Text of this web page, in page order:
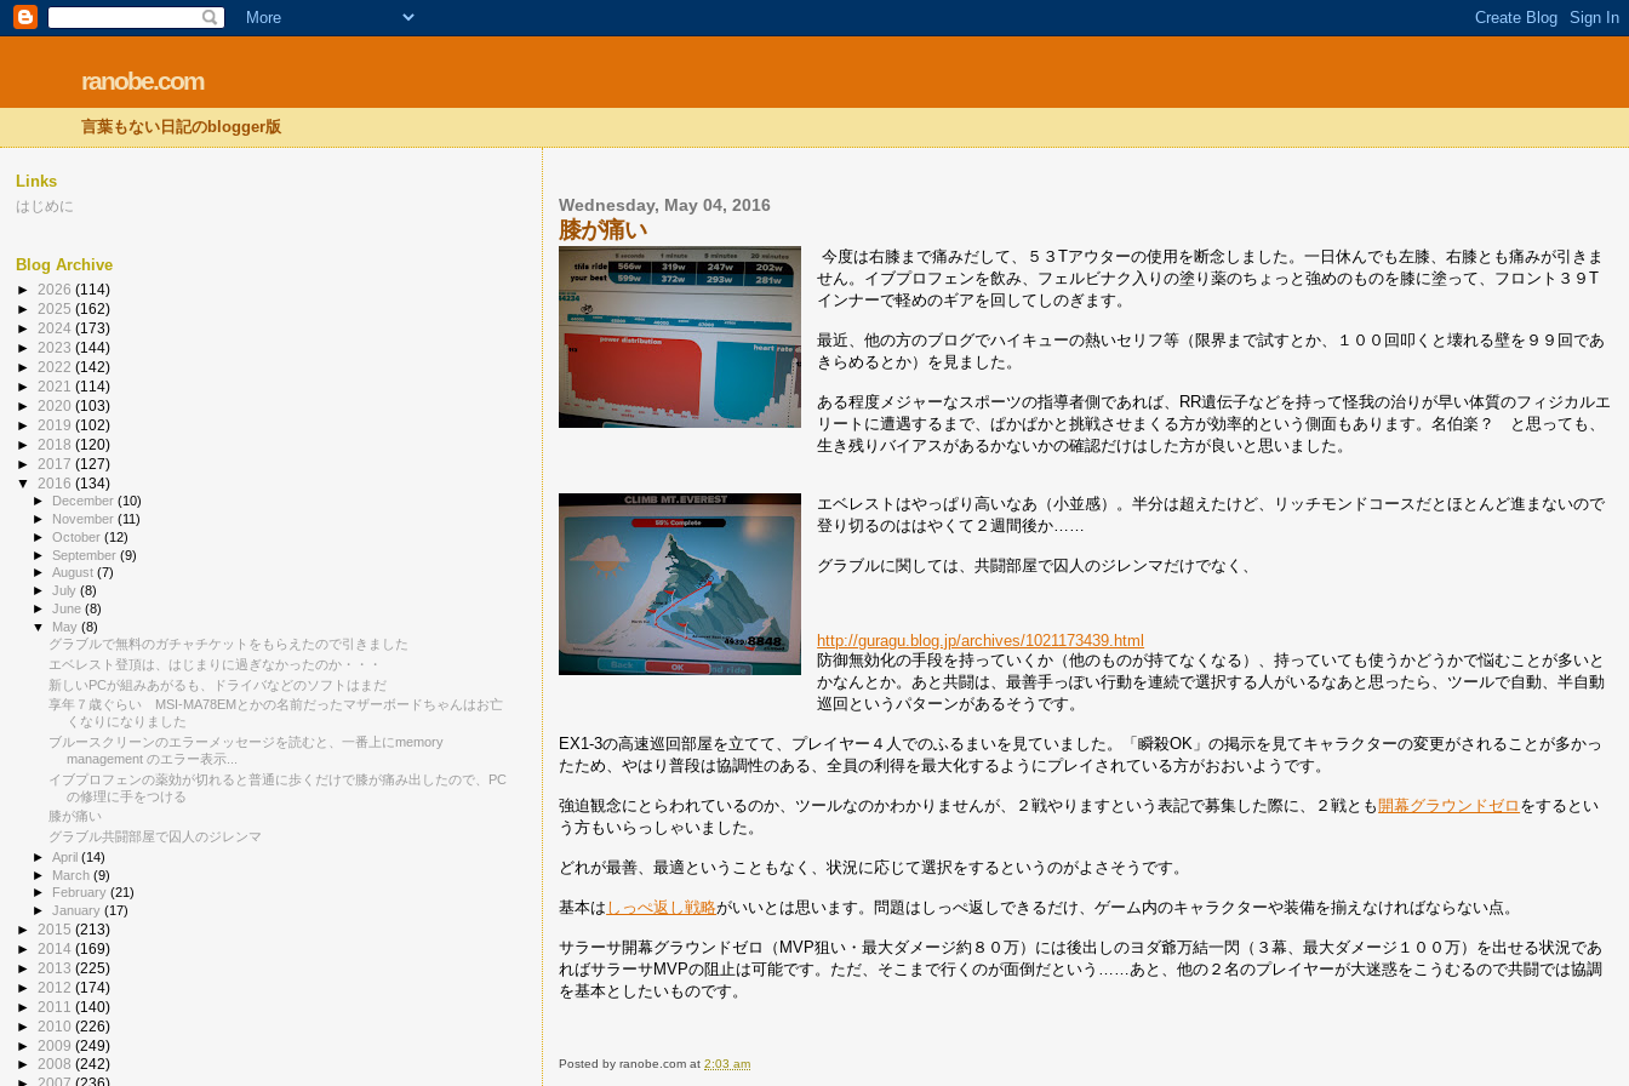
ranobe.com
言葉もない日記のblogger版
Wednesday, May 04, 2016
膝が痛い
今度は右膝まで痛みだして、５３Tアウターの使用を断念しました。一日休んでも左膝、右膝とも痛みが引きま
せん。イブプロフェンを飲み、フェルビナク入りの塗り薬のちょっと強めのものを膝に塗って、フロント３９T
インナーで軽めのギアを回してしのぎます。
最近、他の方のブログでハイキューの熱いセリフ等（限界まで試すとか、１００回叩くと壊れる壁を９９回であ
きらめるとか）を見ました。
ある程度メジャーなスポーツの指導者側であれば、RR遺伝子などを持って怪我の治りが早い体質のフィジカルエ
リートに遭遇するまで、ぱかぱかと挑戦させまくる方が効率的という側面もあります。名伯楽？ と思っても、
生き残りバイアスがあるかないかの確認だけはした方が良いと思いました。
エベレストはやっぱり高いなあ（小並感）。半分は超えたけど、リッチモンドコースだとほとんど進まないので
登り切るのははやくて２週間後か……
グラブルに関しては、共闘部屋で囚人のジレンマだけでなく、
http://guragu.blog.jp/archives/1021173439.html
防御無効化の手段を持っていくか（他のものが持てなくなる）、持っていても使うかどうかで悩むことが多いと
かなんとか。あと共闘は、最善手っぽい行動を連続で選択する人がいるなあと思ったら、ツールで自動、半自動
巡回というパターンがあるそうです。
EX1-3の高速巡回部屋を立てて、プレイヤー４人でのふるまいを見ていました。「瞬殺OK」の掲示を見てキャラクターの変更がされることが多かっ
たため、やはり普段は協調性のある、全員の利得を最大化するようにプレイされている方がおおいようです。
強迫観念にとらわれているのか、ツールなのかわかりませんが、２戦やりますという表記で募集した際に、２戦とも 開幕グラウンドゼロ をするとい
う方もいらっしゃいました。
どれが最善、最適ということもなく、状況に応じて選択をするというのがよさそうです。
基本は しっぺ返し戦略がいいとは思います。問題はしっぺ返しできるだけ、ゲーム内のキャラクターや装備を揃えなければならない点。
サラーサ開幕グラウンドゼロ（MVP狙い・最大ダメージ約８０万）には後出しのヨダ爺万結一閃（３幕、最大ダメージ１００万）を出せる状況であ
ればサラーサMVPの阻止は可能です。ただ、そこまで行くのが面倒だという……あと、他の２名のプレイヤーが大迷惑をこうむるので共闘では協調
を基本としたいものです。
Posted byranobe.com at2:03 am
Links
はじめに
Blog Archive
► 2026 (114)
► 2025 (162)
► 2024 (173)
► 2023 (144)
► 2022 (142)
► 2021 (114)
► 2020 (103)
► 2019 (102)
► 2018 (120)
► 2017 (127)
▼ 2016 (134)
► December(10)
► November(11)
►October(12)
►September(9)
►August(7)
►July(8)
►June(8)
▼ May(8)
グラブルで無料のガチャチケットをもらえたので引きました
エベレスト登頂は、はじまりに過ぎなかったのか・・・
新しいPCが組みあがるも、ドライバなどのソフトはまだ
享年７歳ぐらい MSI‐MA78EMとかの名前だったマザーボードちゃんはお亡
くなりになりました
ブルースクリーンのエラーメッセージを読むと、一番上にmemory
management のエラー表示...
イブプロフェンの薬効が切れると普通に歩くだけで膝が痛み出したので、PC
の修理に手をつける
膝が痛い
グラブル共闘部屋で囚人のジレンマ
►April(14)
► March(9)
►
February(21)
►January(17)
► 2015 (213)
► 2014 (169)
► 2013 (225)
► 2012 (174)
► 2011 (140)
► 2010 (226)
► 2009 (249)
► 2008 (242)